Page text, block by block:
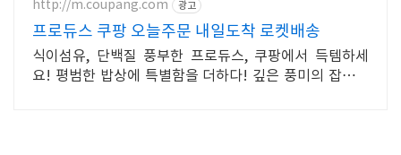
http://m.coupang.com 광고
프로듀스 쿠팡 오늘주문 내일도착 로켓배송
식이섬유, 단백질 풍부한 프로듀스, 쿠팡에서 득템하세
요! 평범한 밥상에 특별함을 더하다! 깊은 풍미의 잡곡을